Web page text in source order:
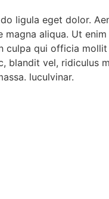
ligula eget dolor.
magna aliqua. Ut
culpa qui officia
blandit vel, ridiculus
luculvinar.